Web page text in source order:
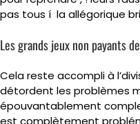
pas tous í la allégorique
Les grands jeux non payants
Cela reste accompli à
détordent les problèmes
épouvantablement
est complètement